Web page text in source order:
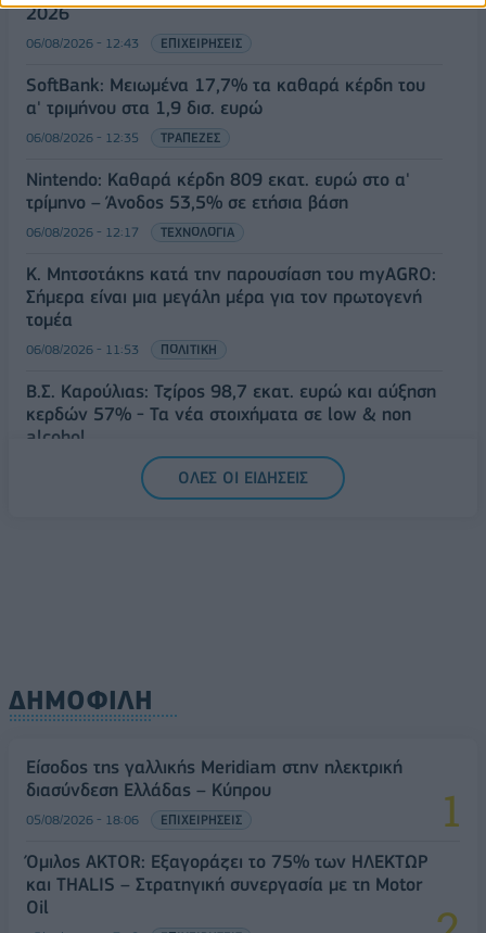
2026
06/08/2026 - 12:43 ΕΠΙΧΕΙΡΗΣΕΙΣ
SoftBank: Μειωμένα 17,7% τα καθαρά κέρδη του
α' τριμήνου στα 1,9 δισ. ευρώ
06/08/2026 - 12:35 ΤΡΑΠΕΖΕΣ
Nintendo: Καθαρά κέρδη 809 εκατ. ευρώ στο α'
τρίμηνο – Άνοδος 53,5% σε ετήσια βάση
06/08/2026 - 12:17 ΤΕΧΝΟΛΟΓΙΑ
Κ. Μητσοτάκης κατά την παρουσίαση του myAGRO:
Σήμερα είναι μια μεγάλη μέρα για τον πρωτογενή
τομέα
06/08/2026 - 11:53 ΠΟΛΙΤΙΚΗ
Β.Σ. Καρούλιας: Τζίρος 98,7 εκατ. ευρώ και αύξηση
κερδών 57% - Τα νέα στοιχήματα σε low & non
alcohol
ΟΛΕΣ ΟΙ ΕΙΔΗΣΕΙΣ
ΔΗΜΟΦΙΛΗ
Είσοδος της γαλλικής Meridiam στην ηλεκτρική
διασύνδεση Ελλάδας – Κύπρου
05/08/2026 - 18:06 ΕΠΙΧΕΙΡΗΣΕΙΣ
Όμιλος AKTOR: Εξαγοράζει το 75% των ΗΛΕΚΤΩΡ
και THALIS – Στρατηγική συνεργασία με τη Motor
Oil